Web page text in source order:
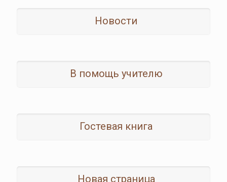
Новости
В помощь учителю
Гостевая книга
Новая страница